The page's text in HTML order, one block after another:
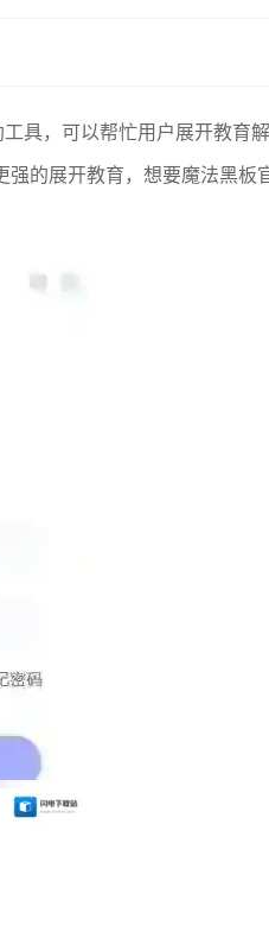
具，可以帮忙用户展开教育
的展开教育，想要魔法黑板